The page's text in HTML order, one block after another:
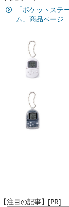
「ポケットステ
ム」商品ページ
【注目の記事】[PR]